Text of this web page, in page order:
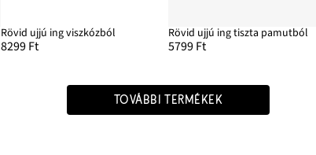
Rövid ujjú ing viszkózból
8299 Ft
Rövid ujjú ing tiszta pamutból
5799 Ft
TOVÁBBI TERMÉKEK